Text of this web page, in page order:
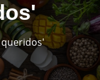
queridos'